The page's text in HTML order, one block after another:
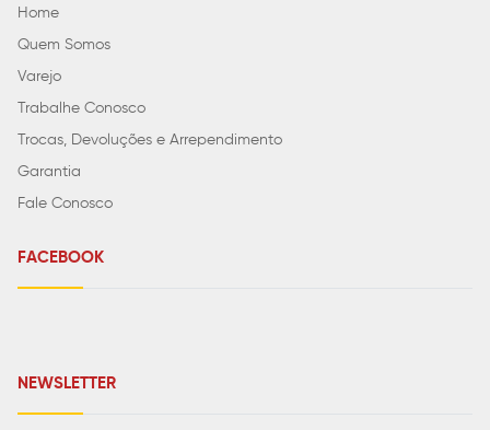
Home
Quem Somos
Varejo
Trabalhe Conosco
Trocas, Devoluções e Arrependimento
Garantia
Fale Conosco
FACEBOOK
NEWSLETTER